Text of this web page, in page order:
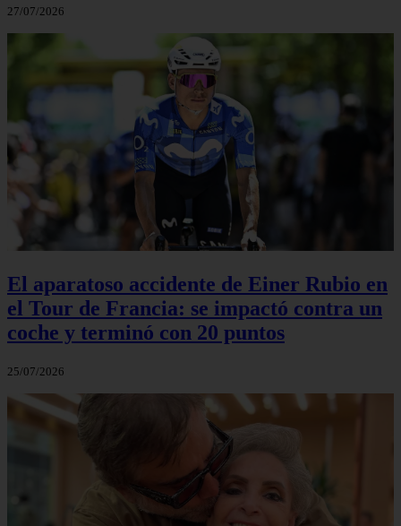
27/07/2026
El aparatoso accidente de Einer Rubio en
el Tour de Francia: se impactó contra un
coche y terminó con 20 puntos
25/07/2026